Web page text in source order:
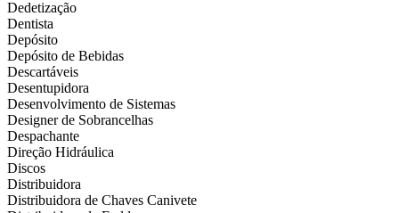
Dedetização
Dentista
Depósito
Depósito de Bebidas
Descartáveis
Desentupidora
Desenvolvimento de Sistemas
Designer de Sobrancelhas
Despachante
Direção Hidráulica
Discos
Distribuidora
Distribuidora de Chaves Canivete